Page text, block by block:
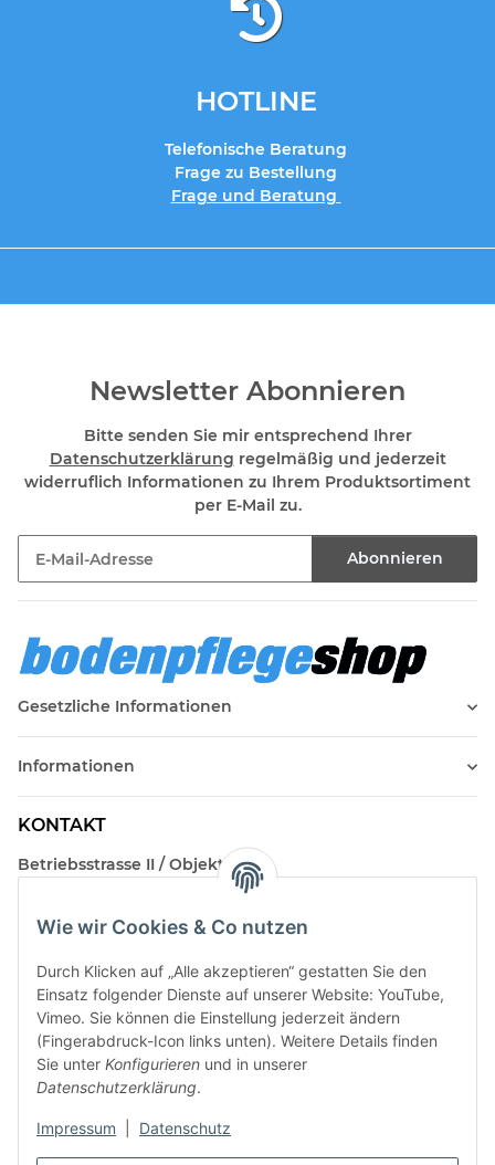
Wie wir Cookies & Co nutzen
Durch Klicken auf „Alle akzeptieren“ gestatten Sie den
Einsatz folgender Dienste auf unserer Website: YouTube,
Vimeo. Sie können die Einstellung jederzeit ändern
(Fingerabdruck-Icon links unten). Weitere Details finden
Sie unter Konfigurieren und in unserer
Datenschutzerklärung.
Impressum Datenschutz
HOTLINE
Telefonische Beratung
Frage zu Bestellung
Frage und Beratung
Newsletter Abonnieren
Bitte senden Sie mir entsprechend Ihrer
Datenschutzerklärung regelmäßig und jederzeit
widerruflich Informationen zu Ihrem Produktsortiment
per E-Mail zu.
Abonnieren
Gesetzliche Informationen
Informationen
KONTAKT
Betriebsstrasse II / Objekt 17
Kontakt